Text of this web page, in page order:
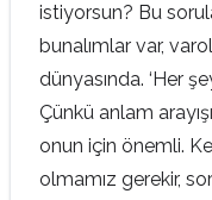
istiyorsun? Bu
bunalımlar var,
dünyasında. ‘Her
Çünkü anlam
onun için önemli.
olmamız gerekir,